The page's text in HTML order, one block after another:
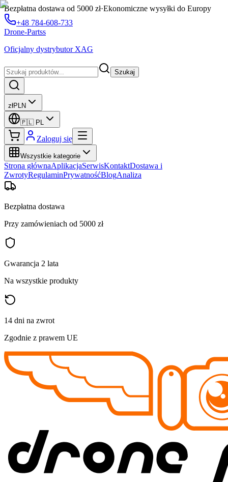
Bezpłatna dostawa od 5000 zł·Ekonomiczne wysyłki do Europy
+48 784-608-733
Drone-Partss
Oficjalny dystrybutor XAG
Szukaj
złPLN
🇵🇱 PL
Zaloguj się
Wszystkie kategorie
Strona głównaAplikacjaSerwisKontaktDostawa i
ZwrotyRegulaminPrywatnośćBlogAnaliza
Bezpłatna dostawa
Przy zamówieniach od 5000 zł
Gwarancja 2 lata
Na wszystkie produkty
14 dni na zwrot
Zgodnie z prawem UE